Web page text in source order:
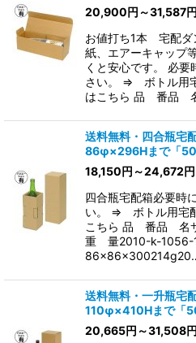
20,900円 ～31,587円
お値打ち1本 宅配ダ
紙、エアーキャップ
くと安心です。 必
さい。 ⇒ ボトル用
はこちら 品 番品
送料無料・四合瓶宅
86φ×296Hまで「50
18,150円 ～24,672円
四合瓶宅配箱必要時
い。 ⇒ ボトル用宅
こちら 品 番品 名サ
重 量2010-k-1056-
送料無料・一升瓶宅
110φ×410Hまで「
20,665円 ～31,508円